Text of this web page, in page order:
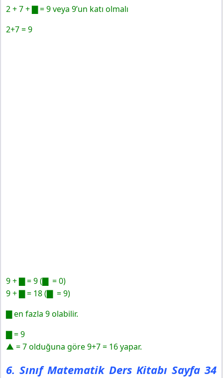
2 + 7 + ▇ = 9 veya 9’un katı olmalı
2+7 = 9
9 + ▇ = 9 (▇ = 0)
9 + ▇ = 18 (▇ = 9)
▇ en fazla 9 olabilir.
▇ = 9
▲ = 7 olduğuna göre 9+7 = 16 yapar.
6. Sınıf Matematik Ders Kitabı Sayfa 34